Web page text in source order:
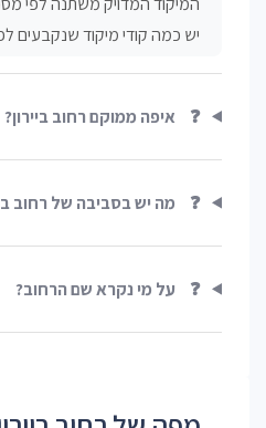
יש כמה קודי מיקוד שנקבעים
❓ איפה ממוקם רחוב ביירון?
❓ מה יש בסביבה של רחוב
❓ על מי נקרא שם הרחוב?